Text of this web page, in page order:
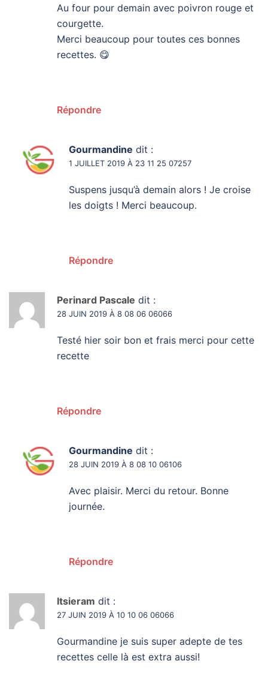
Au four pour demain avec poivron rouge et
courgette.
Merci beaucoup pour toutes ces bonnes
recettes. 😋
Répondre
Gourmandine dit :
1 JUILLET 2019 À 23 11 25 07257
Suspens jusqu’à demain alors ! Je croise
les doigts ! Merci beaucoup.
Répondre
Perinard Pascale dit :
28 JUIN 2019 À 8 08 06 06066
Testé hier soir bon et frais merci pour cette
recette
Répondre
Gourmandine dit :
28 JUIN 2019 À 8 08 10 06106
Avec plaisir. Merci du retour. Bonne
journée.
Répondre
Itsieram dit :
27 JUIN 2019 À 10 10 06 06066
Gourmandine je suis super adepte de tes
recettes celle là est extra aussi!